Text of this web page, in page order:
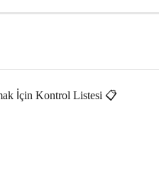
İçin Kontrol Listesi 📋